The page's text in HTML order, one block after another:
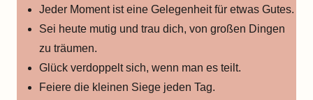
Jeder Moment ist eine Gelegenheit für etwas Gutes.
Sei heute mutig und trau dich, von großen Dingen
zu träumen.
Glück verdoppelt sich, wenn man es teilt.
Feiere die kleinen Siege jeden Tag.